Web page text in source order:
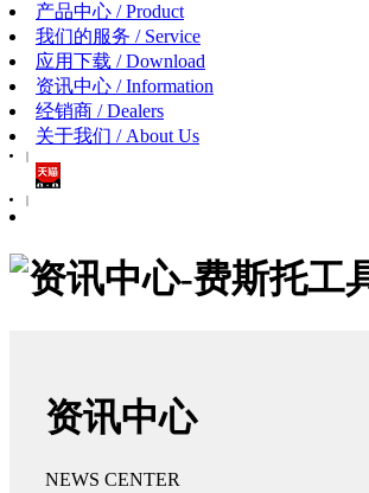
产品中心 / Product
我们的服务 / Service
应用下载 / Download
资讯中心 / Information
经销商 / Dealers
关于我们 / About Us
|
|
资讯中心
NEWS CENTER